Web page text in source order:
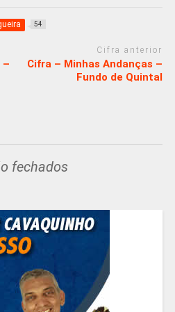
54
–
Cifra anterior
Cifra – Minhas Andanças –
Fundo de Quintal
fechados